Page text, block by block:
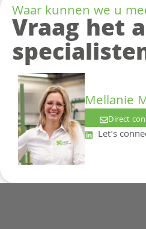
Waar kunnen we u
Vraag het
Mellanie
Direct
Let's